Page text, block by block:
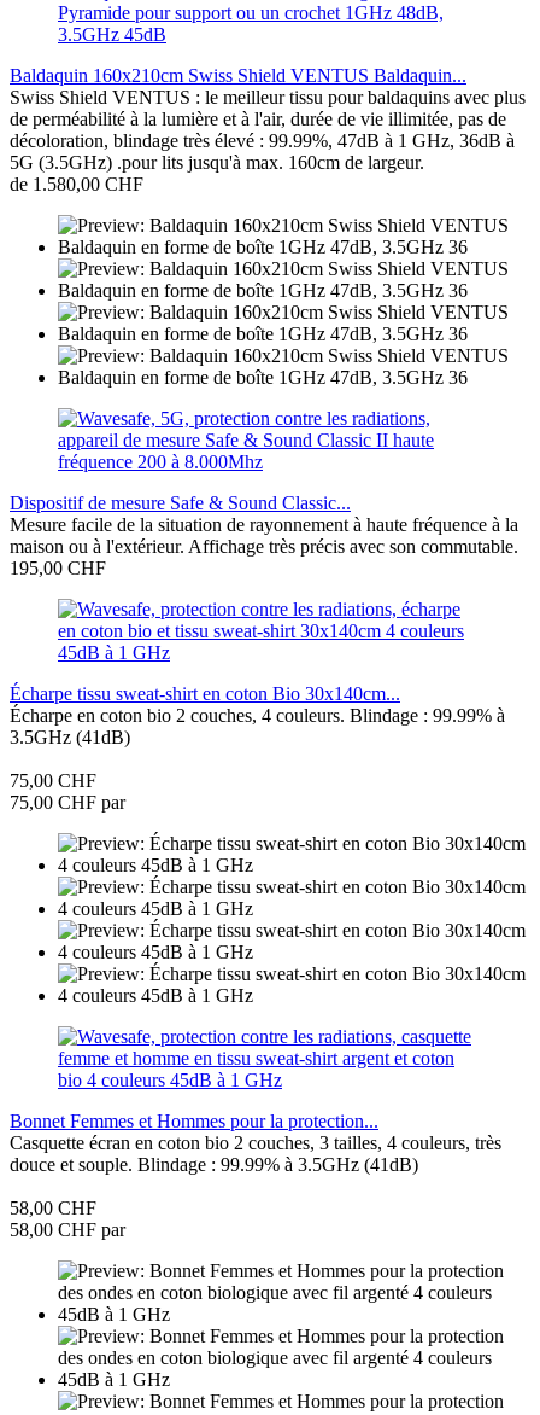
Baldaquin 160x210cm Swiss Shield VENTUS Baldaquin...
Swiss Shield VENTUS : le meilleur tissu pour baldaquins avec plus
de perméabilité à la lumière et à l'air, durée de vie illimitée, pas de
décoloration, blindage très élevé : 99.99%, 47dB à 1 GHz, 36dB à
5G (3.5GHz) .pour lits jusqu'à max. 160cm de largeur.
de 1.580,00 CHF
Dispositif de mesure Safe & Sound Classic...
Mesure facile de la situation de rayonnement à haute fréquence à la
maison ou à l'extérieur. Affichage très précis avec son commutable.
195,00 CHF
Écharpe tissu sweat-shirt en coton Bio 30x140cm...
Écharpe en coton bio 2 couches, 4 couleurs. Blindage : 99.99% à
3.5GHz (41dB)
75,00 CHF
75,00 CHF par
Bonnet Femmes et Hommes pour la protection...
Casquette écran en coton bio 2 couches, 3 tailles, 4 couleurs, très
douce et souple. Blindage : 99.99% à 3.5GHz (41dB)
58,00 CHF
58,00 CHF par